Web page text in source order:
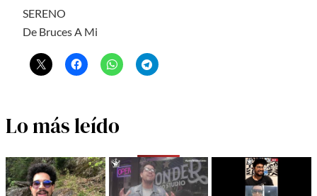
SERENO
De Bruces A Mi
Lo más leído